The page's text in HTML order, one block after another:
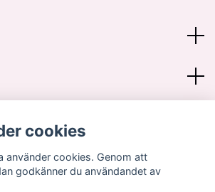
cookies
använder cookies. Genom att
godkänner du användandet av